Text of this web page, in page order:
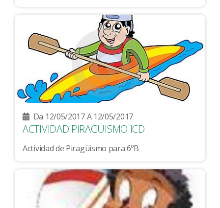
Da 12/05/2017 A 12/05/2017
ACTIVIDAD PIRAGÜISMO ICD
Actividad de Piragüismo para 6ºB